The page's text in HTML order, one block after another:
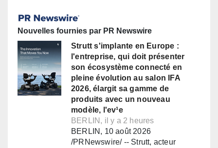
Nouvelles fournies par PR Newswire
Strutt s'implante en Europe :
l'entreprise, qui doit présenter
son écosystème connecté en
pleine évolution au salon IFA
2026, élargit sa gamme de
produits avec un nouveau
modèle, l'ev¹e
BERLIN, il y a 2 heures
BERLIN, 10 août 2026
/PRNewswire/ -- Strutt, acteur